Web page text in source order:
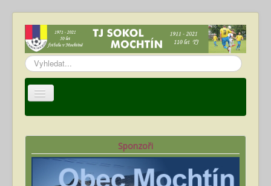
Vyhledávání...
Oddíl fotbalu
Sponzoři